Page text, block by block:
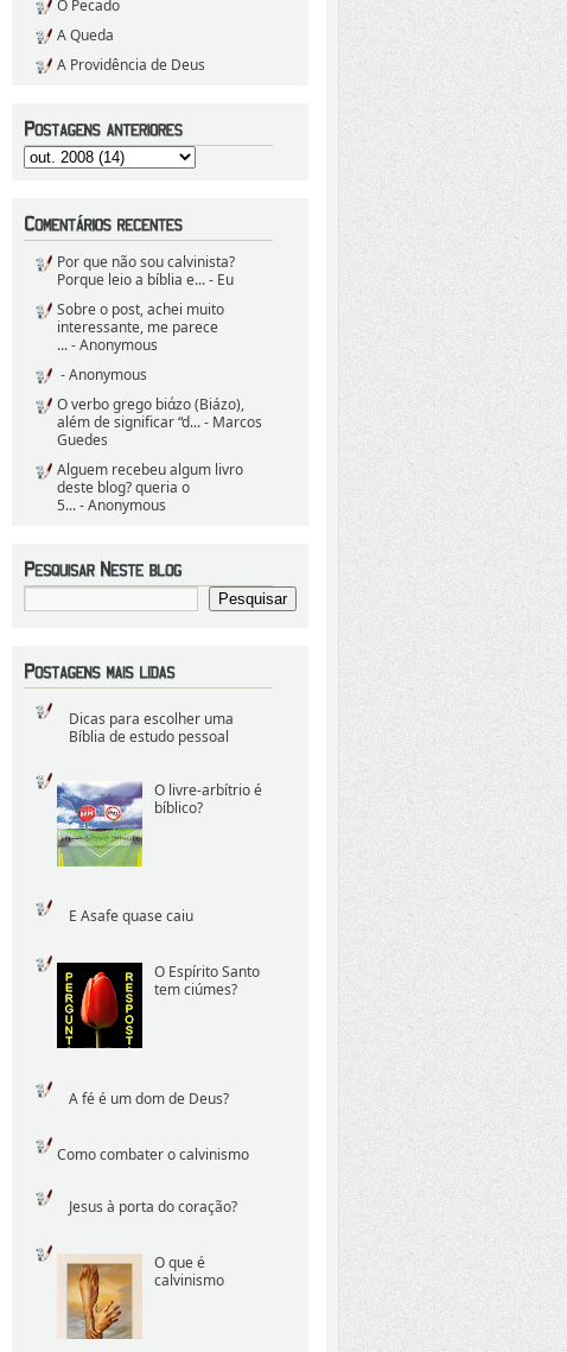
O Pecado
A Queda
A Providência de Deus
Por que não sou calvinista?
Porque leio a bíblia e...- Eu
Sobre o post, achei muito
interessante, me parece
...- Anonymous
- Anonymous
O verbo grego biάzo (Biázo),
além de significar “d...- Marcos
Guedes
Alguem recebeu algum livro
deste blog? queria o
5...- Anonymous
Dicas para escolher uma
Bíblia de estudo pessoal
O livre-arbítrio é
bíblico?
E Asafe quase caiu
O Espírito Santo
tem ciúmes?
A fé é um dom de Deus?
Como combater o calvinismo
Jesus à porta do coração?
O que é
calvinismo